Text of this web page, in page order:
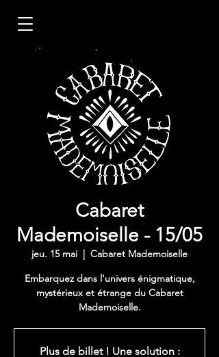
Cabaret
Mademoiselle - 15/05
jeu. 15 mai
  |
Cabaret Mademoiselle
Embarquez dans l'univers énigmatique,
mystérieux et étrange du Cabaret
Mademoiselle.
Plus de billet ! Une solution :